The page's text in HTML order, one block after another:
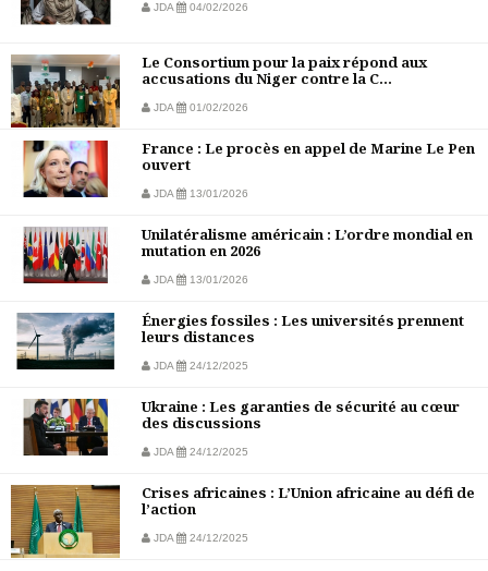
JDA 04/02/2026
Le Consortium pour la paix répond aux
accusations du Niger contre la C...
JDA 01/02/2026
France : Le procès en appel de Marine Le Pen
ouvert
JDA 13/01/2026
Unilatéralisme américain : L’ordre mondial en
mutation en 2026
JDA 13/01/2026
Énergies fossiles : Les universités prennent
leurs distances
JDA 24/12/2025
Ukraine : Les garanties de sécurité au cœur
des discussions
JDA 24/12/2025
Crises africaines : L’Union africaine au défi de
l’action
JDA 24/12/2025